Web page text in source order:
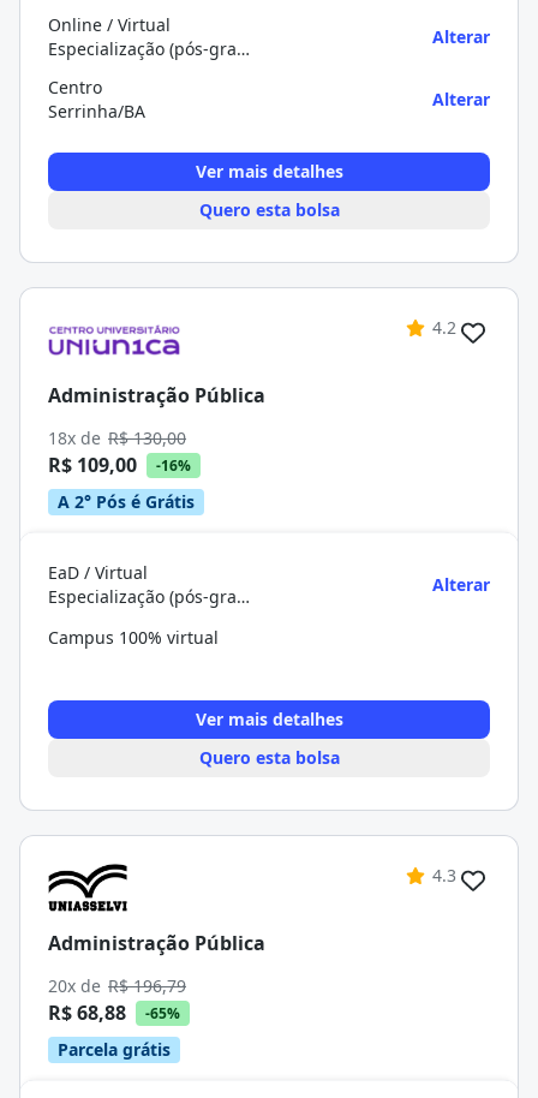
Online / Virtual
Especialização (pós-graduação)
Alterar
Centro
Serrinha/BA
Alterar
Ver mais detalhes
Quero esta bolsa
4.2
Administração Pública
18x de R$ 130,00
R$ 109,00 -16%
A 2° Pós é Grátis
EaD / Virtual
Especialização (pós-graduação)
Alterar
Campus 100% virtual
Ver mais detalhes
Quero esta bolsa
4.3
Administração Pública
20x de R$ 196,79
R$ 68,88 -65%
Parcela grátis